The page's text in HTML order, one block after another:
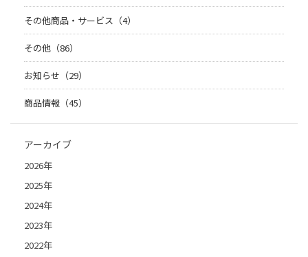
その他商品・サービス（4）
その他（86）
お知らせ（29）
商品情報（45）
アーカイブ
2026年
2025年
2024年
2023年
2022年